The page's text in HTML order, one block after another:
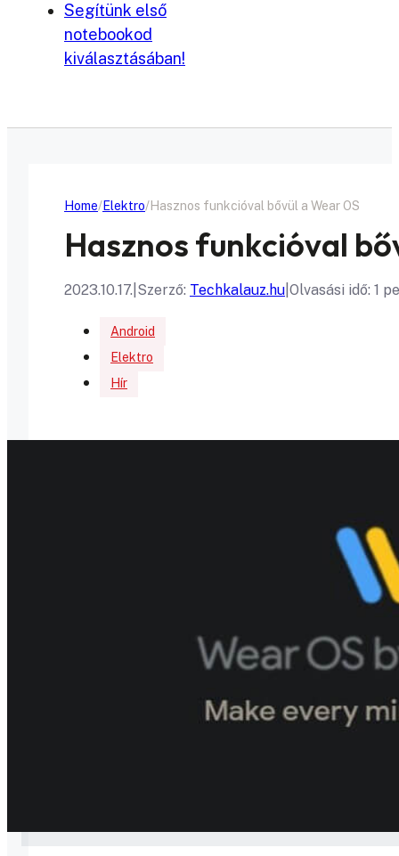
Segítünk első
notebookod
kiválasztásában!
Home Elektro Hasznos funkcióval bővül a Wear OS
Hasznos funkcióval
2023.10.17. Szerző: Techkalauz.hu Olvasási idő: 1
Android
Elektro
Hír